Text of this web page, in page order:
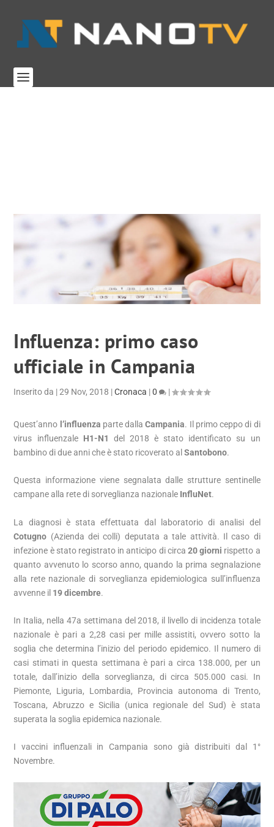
Influenza: primo caso
ufficiale in Campania
Inserito da |29 Nov, 2018 |Cronaca |0 |
Quest’anno l’influenza parte dallaCampania. Il primo ceppo di di
virus influenzale H1-N1
del 2018 è stato identificato su un
bambino di due anni che è stato ricoverato alSantobono.
Questa informazione viene segnalata dalle strutture sentinelle
campane alla rete di sorveglianza nazionale InfluNet.
La diagnosi è stata effettuata dal laboratorio di analisi del
Cotugno (Azienda dei colli) deputata a tale attività. Il caso di
infezione è stato registrato in anticipo di circa 20 giorni rispetto a
quanto avvenuto lo scorso anno, quando la prima segnalazione
alla rete nazionale di sorveglianza epidemiologica sull’influenza
avvenne il 19 dicembre.
In Italia, nella 47a settimana del 2018, il livello di incidenza totale
nazionale è pari a 2,28 casi per mille assistiti, ovvero sotto la
soglia che determina l’inizio del periodo epidemico. Il numero di
casi stimati in questa settimana è pari a circa 138.000, per un
totale, dall’inizio della sorveglianza, di circa 505.000 casi. In
Piemonte, Liguria, Lombardia, Provincia autonoma di Trento,
Toscana, Abruzzo e Sicilia (unica regionale del Sud) è stata
superata la soglia epidemica nazionale.
I vaccini influenzali in Campania sono già distribuiti dal 1°
Novembre.